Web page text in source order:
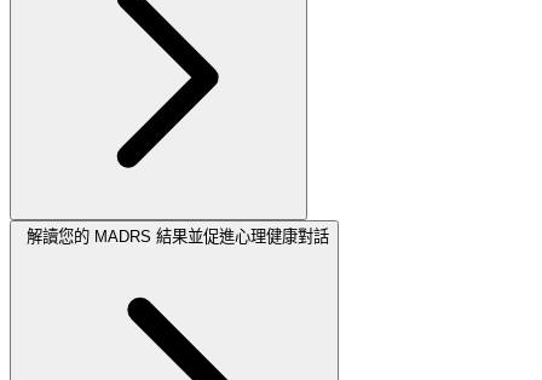
解讀您的 MADRS 結果並促進心理健康對話